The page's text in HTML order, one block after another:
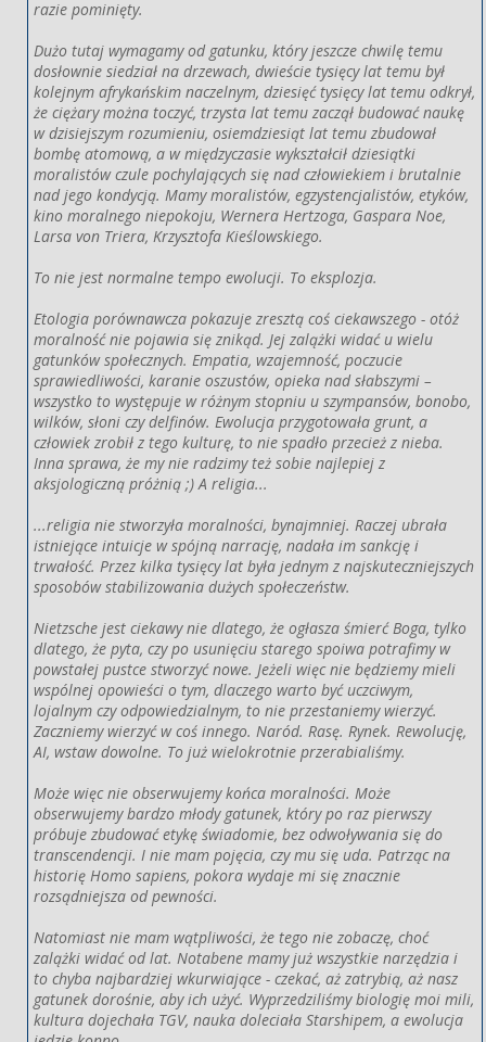
razie pominięty.
Dużo tutaj wymagamy od gatunku, który jeszcze chwilę temu
dosłownie siedział na drzewach, dwieście tysięcy lat temu był
kolejnym afrykańskim naczelnym, dziesięć tysięcy lat temu odkrył,
że ciężary można toczyć, trzysta lat temu zaczął budować naukę
w dzisiejszym rozumieniu, osiemdziesiąt lat temu zbudował
bombę atomową, a w międzyczasie wykształcił dziesiątki
moralistów czule pochylających się nad człowiekiem i brutalnie
nad jego kondycją. Mamy moralistów, egzystencjalistów, etyków,
kino moralnego niepokoju, Wernera Hertzoga, Gaspara Noe,
Larsa von Triera, Krzysztofa Kieślowskiego.
To nie jest normalne tempo ewolucji. To eksplozja.
Etologia porównawcza pokazuje zresztą coś ciekawszego - otóż
moralność nie pojawia się znikąd. Jej zalążki widać u wielu
gatunków społecznych. Empatia, wzajemność, poczucie
sprawiedliwości, karanie oszustów, opieka nad słabszymi –
wszystko to występuje w różnym stopniu u szympansów, bonobo,
wilków, słoni czy delfinów. Ewolucja przygotowała grunt, a
człowiek zrobił z tego kulturę, to nie spadło przecież z nieba.
Inna sprawa, że my nie radzimy też sobie najlepiej z
aksjologiczną próżnią ;) A religia...
...religia nie stworzyła moralności, bynajmniej. Raczej ubrała
istniejące intuicje w spójną narrację, nadała im sankcję i
trwałość. Przez kilka tysięcy lat była jednym z najskuteczniejszych
sposobów stabilizowania dużych społeczeństw.
Nietzsche jest ciekawy nie dlatego, że ogłasza śmierć Boga, tylko
dlatego, że pyta, czy po usunięciu starego spoiwa potrafimy w
powstałej pustce stworzyć nowe. Jeżeli więc nie będziemy mieli
wspólnej opowieści o tym, dlaczego warto być uczciwym,
lojalnym czy odpowiedzialnym, to nie przestaniemy wierzyć.
Zaczniemy wierzyć w coś innego. Naród. Rasę. Rynek. Rewolucję,
AI, wstaw dowolne. To już wielokrotnie przerabialiśmy.
Może więc nie obserwujemy końca moralności. Może
obserwujemy bardzo młody gatunek, który po raz pierwszy
próbuje zbudować etykę świadomie, bez odwoływania się do
transcendencji. I nie mam pojęcia, czy mu się uda. Patrząc na
historię Homo sapiens, pokora wydaje mi się znacznie
rozsądniejsza od pewności.
Natomiast nie mam wątpliwości, że tego nie zobaczę, choć
zalążki widać od lat. Notabene mamy już wszystkie narzędzia i
to chyba najbardziej wkurwiające - czekać, aż zatrybią, aż nasz
gatunek dorośnie, aby ich użyć. Wyprzedziliśmy biologię moi mili,
kultura dojechała TGV, nauka doleciała Starshipem, a ewolucja